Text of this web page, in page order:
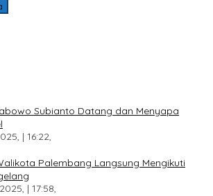
Subianto Datang dan Menyapa
| 16:22,
Palembang Langsung Mengikuti
| 17:58,